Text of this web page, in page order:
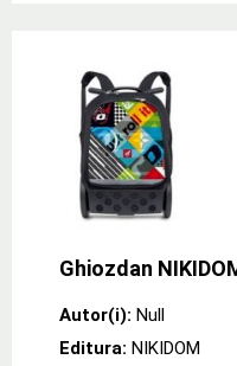
Ghiozdan
Autor(i): Null
Editura: NIKIDOM